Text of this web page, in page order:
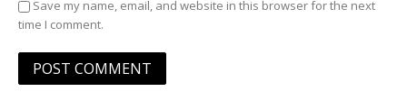
Save my name, email, and website in this browser for the next
time I comment.